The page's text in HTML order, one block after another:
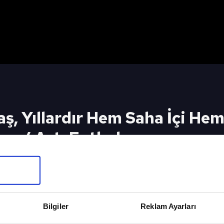
Bilgiler Reklam Ayarları
Yıllardır Hem Saha İçi Hem
/ Artı Futbol
Saha İçi Hem Saha Dışı Yanlış Yönetiliyor" /
İçin